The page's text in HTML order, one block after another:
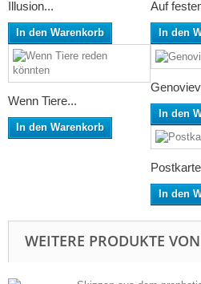
Illusion...
In den Warenkorb
Auf
In den
Wenn Tiere...
In den Warenkorb
In den
In den
WEITERE PRODUKTE